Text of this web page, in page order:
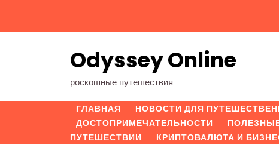
содержимому
Odyssey Online
роскошные путешествия
ГЛАВНАЯ
НОВОСТИ ДЛЯ
ДОСТОПРИМЕЧАТЕЛЬНОСТИ
ПУТЕШЕСТВИИ
КРИПТОВАЛЮТА И